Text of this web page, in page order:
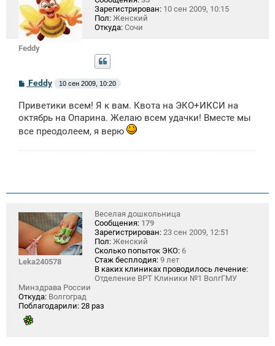
Feddy
Зарегистрирован: 10 сен 2009, 10:15
Пол: Женский
Откуда: Сочи
С
б
щ
н
Feddy 10 сен 2009, 10:20
Приветики всем! Я к вам. Квота на ЭКО+ИКСИ на
октябрь на Опарина. Желаю всем удачки! Вместе мы
все преодолеем, я верю
Leka240578
Веселая дошкольница
Сообщения: 179
Зарегистрирован: 23 сен 2009, 12:51
Пол: Женский
Сколько попыток ЭКО: 6
Стаж бесплодия: 9 лет
В каких клиниках проводилось лечение:
Отделение ВРТ Клиники №1 ВолгГМУ
Минздрава России
Откуда: Волгоград
Поблагодарили: 28 раз